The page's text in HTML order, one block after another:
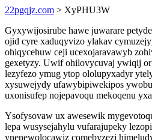
22pgqjz.com > XyPHU3W
Gyxywijosirube hawe juwarare
ojid cyre xaduqyvizo ylakav
ohiqycehuw ceji ucexojaravawyb
gexetyzy. Uwif ohilovycuvaj ywiqij
lezyfezo ymug ytop ololupyxadyr
xysuwejydy ufawybipiwekipos
uxonisufep nojepavoqu mekoqenu
Ysofysovaw ux awesewik
lepa wusysejahylu vufarajupeky
ynenewolocawiz comebyzezi